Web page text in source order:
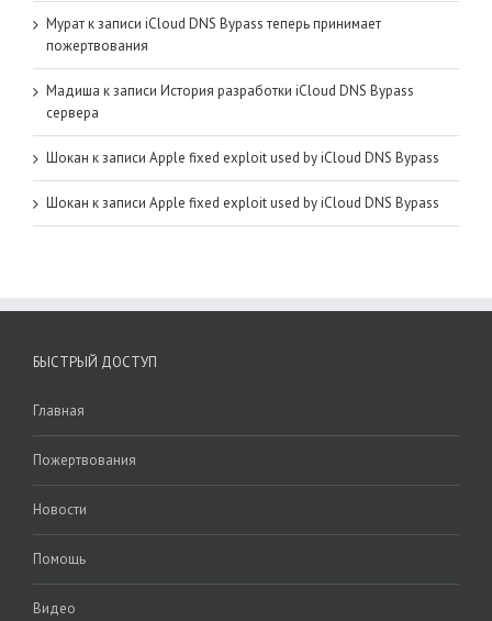
Муратк записи iCloud DNS Bypass теперь принимает
пожертвования
Мадиша к записи История разработки iCloud DNS Bypass
сервера
Шокан к записи Apple fixed exploit used by iCloud DNS Bypass
Шокан к записи Apple fixed exploit used by iCloud DNS Bypass
БЫСТРЫЙ ДОСТУП
Главная
Пожертвования
Новости
Помощь
Видео